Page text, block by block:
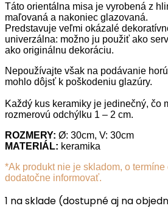
Táto orientálna misa je vyrobená z
maľovaná a nakoniec glazovaná.
Predstavuje veľmi okázalé
univerzálna: možno ju použiť ako
ako originálnu dekoráciu.
Nepoužívajte však na podávanie
mohlo dôjsť k poškodeniu glazúry.
Každý kus keramiky je jedinečný, čo
rozmerovú odchýlku 1 – 2 cm.
ROZMERY: Ø: 30cm, V: 30cm
MATERIÁL: keramika
*Ak produkt nie je skladom, o
dodatočne informovať.
1 na sklade (dostupné aj na